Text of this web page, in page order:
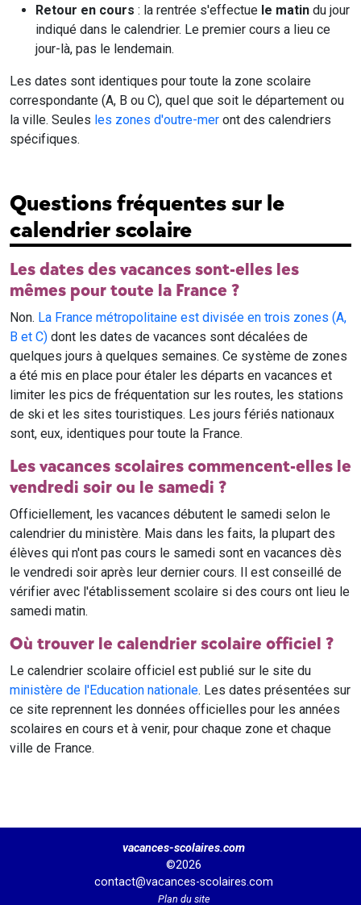
Retour en cours : la rentrée s'effectue le matin du jour
indiqué dans le calendrier. Le premier cours a lieu ce
jour-là, pas le lendemain.
Les dates sont identiques pour toute la zone scolaire
correspondante (A, B ou C), quel que soit le département ou
la ville. Seules les zones d'outre-mer ont des calendriers
spécifiques.
Questions fréquentes sur le
calendrier scolaire
Les dates des vacances sont-elles les
mêmes pour toute la France ?
Non. La France métropolitaine est divisée en trois zones (A,
B et C) dont les dates de vacances sont décalées de
quelques jours à quelques semaines. Ce système de zones
a été mis en place pour étaler les départs en vacances et
limiter les pics de fréquentation sur les routes, les stations
de ski et les sites touristiques. Les jours fériés nationaux
sont, eux, identiques pour toute la France.
Les vacances scolaires commencent-elles le
vendredi soir ou le samedi ?
Officiellement, les vacances débutent le samedi selon le
calendrier du ministère. Mais dans les faits, la plupart des
élèves qui n'ont pas cours le samedi sont en vacances dès
le vendredi soir après leur dernier cours. Il est conseillé de
vérifier avec l'établissement scolaire si des cours ont lieu le
samedi matin.
Où trouver le calendrier scolaire officiel ?
Le calendrier scolaire officiel est publié sur le site du
ministère de l'Education nationale. Les dates présentées sur
ce site reprennent les données officielles pour les années
scolaires en cours et à venir, pour chaque zone et chaque
ville de France.
vacances-scolaires.com
©2026
contact@vacances-scolaires.com
Plan du site